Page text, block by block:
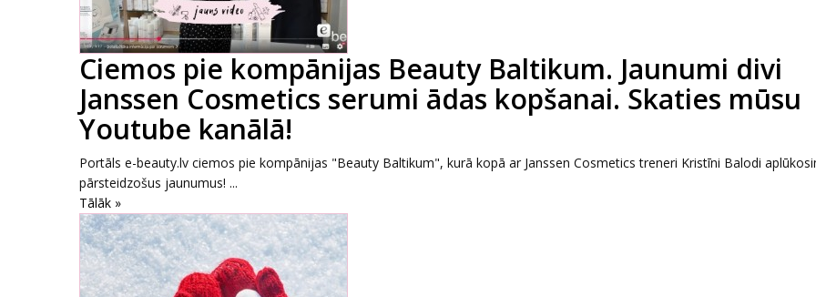
Ciemos pie kompānijas Beauty Baltikum. Jaunumi divi
Janssen Cosmetics serumi ādas kopšanai. Skaties mūsu
Youtube kanālā!
Portāls e-beauty.lv ciemos pie kompānijas "Beauty Baltikum", kurā kopā ar Janssen Cosmetics treneri Kristīni Balodi
pārsteidzošus jaunumus! ...
Tālāk »